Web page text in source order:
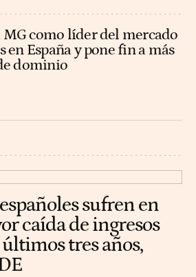
MG como líder del mercado
en España y pone fin a más
dominio
sufren en
caída de ingresos
tres años,